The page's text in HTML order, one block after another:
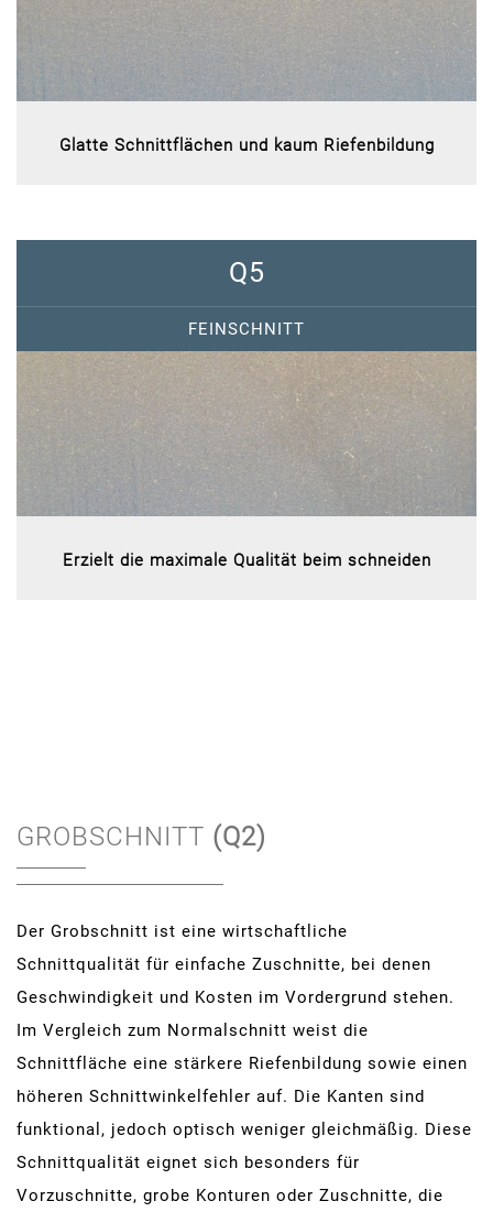
Glatte Schnittflächen und kaum Riefenbildung​
Q5
FEINSCHNITT
Erzielt die maximale Qualität beim schneiden
GROBSCHNITT (Q2)
Der Grobschnitt ist eine wirtschaftliche
Schnittqualität für einfache Zuschnitte, bei denen
Geschwindigkeit und Kosten im Vordergrund stehen.
Im Vergleich zum Normalschnitt weist die
Schnittfläche eine stärkere Riefenbildung sowie einen
höheren Schnittwinkelfehler auf. Die Kanten sind
funktional, jedoch optisch weniger gleichmäßig. Diese
Schnittqualität eignet sich besonders für
Vorzuschnitte, grobe Konturen oder Zuschnitte, die